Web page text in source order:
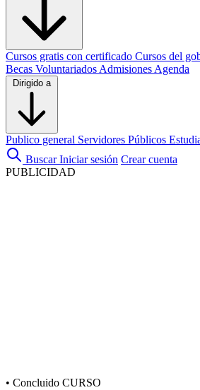
Cursos gratis con certificado Cursos del
Becas Voluntariados Admisiones Agenda
Dirigido a
Publico general Servidores Públicos
Buscar Iniciar sesión Crear cuenta
PUBLICIDAD
• Concluido CURSO